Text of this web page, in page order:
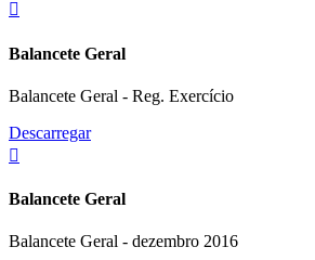
Balancete Geral
Balancete Geral - Reg. Exercício
Descarregar
Balancete Geral
Balancete Geral - dezembro 2016